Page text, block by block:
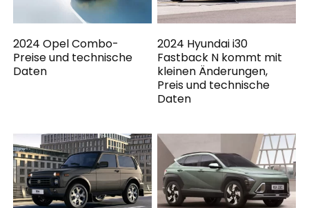
2024 Opel Combo-
Preise und technische
Daten
2024 Hyundai i30
Fastback N kommt mit
kleinen Änderungen,
Preis und technische
Daten